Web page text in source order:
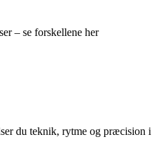
– se forskellene her
du teknik, rytme og præcision i